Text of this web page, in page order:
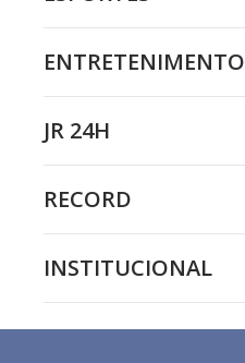
ENTRETENIMENTO
JR 24H
RECORD
INSTITUCIONAL